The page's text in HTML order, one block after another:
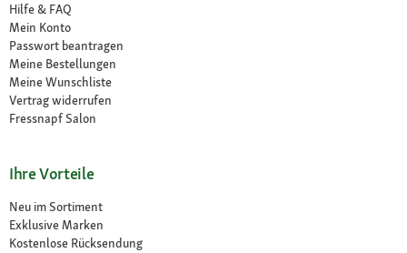
Hilfe & FAQ
Mein Konto
Passwort beantragen
Meine Bestellungen
Meine Wunschliste
Vertrag widerrufen
Fressnapf Salon
Ihre Vorteile
Neu im Sortiment
Exklusive Marken
Kostenlose Rücksendung